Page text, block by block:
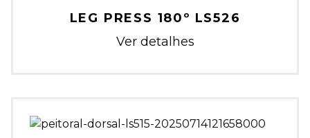
LEG PRESS 180º LS526
Ver detalhes